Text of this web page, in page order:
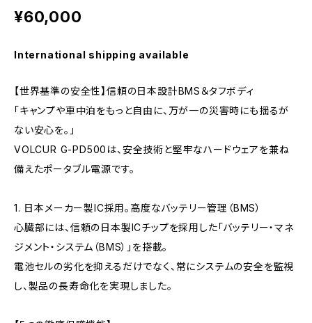
¥60,000
International shipping available
【世界基準の安全性】信頼の日本設計BMS＆タフボディ
「キャンプや車中泊をもっと自由に、万が一の災害時にも揺るが
ない安心を。」
VOLCUR G-PD500は、安全技術と堅牢なハードウェアを兼ね
備えたポータブル電源です。
1. 日本メーカー製IC採用。高度なバッテリー管理（BMS）
心臓部には、信頼の日本製ICチップを採用した「バッテリー・マネ
ジメント・システム（BMS）」を搭載。
電池セルの劣化を抑えるだけでなく、常にシステムの安全を監視
し、製品の長寿命化を実現しました。